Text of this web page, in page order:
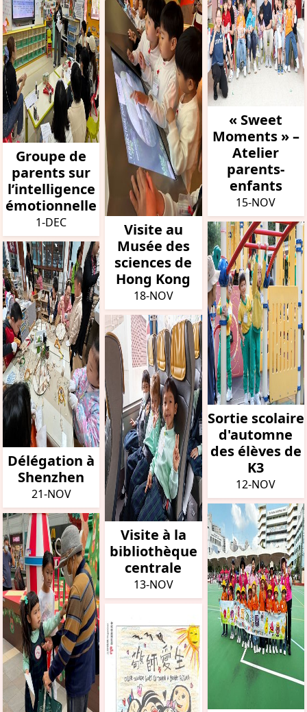
Groupe de
parents sur
l’intelligence
émotionnelle
1-DEC
Délégation à
Shenzhen
21-NOV
Visite au
Musée des
sciences de
Hong Kong
18-NOV
Visite à la
bibliothèque
centrale
13-NOV
« Sweet
Moments » –
Atelier
parents-
enfants
15-NOV
Sortie scolaire
d'automne
des élèves de
K3
12-NOV